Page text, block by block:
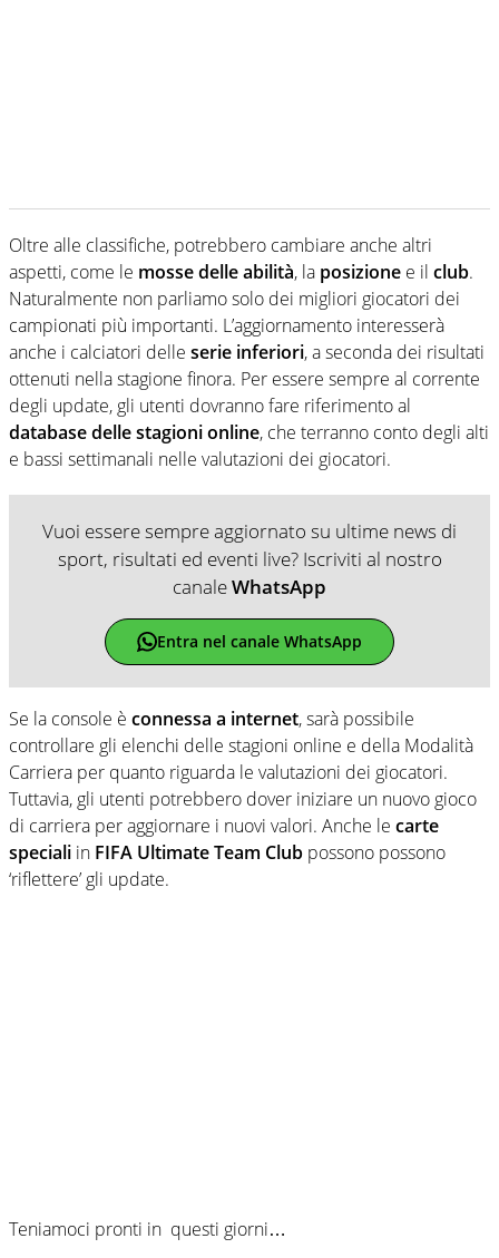
Oltre alle classifiche, potrebbero cambiare anche altri
aspetti, come le mosse delle abilità, la posizione e il club.
Naturalmente non parliamo solo dei migliori giocatori dei
campionati più importanti. L’aggiornamento interesserà
anche i calciatori delle serie inferiori, a seconda dei risultati
ottenuti nella stagione finora. Per essere sempre al corrente
degli update, gli utenti dovranno fare riferimento al
database delle stagioni online, che terranno conto degli alti
e bassi settimanali nelle valutazioni dei giocatori.
Vuoi essere sempre aggiornato su ultime news di
sport, risultati ed eventi live? Iscriviti al nostro
canaleWhatsApp
Entra nel canale WhatsApp
Se la console è connessa a internet, sarà possibile
controllare gli elenchi delle stagioni online e della Modalità
Carriera per quanto riguarda le valutazioni dei giocatori.
Tuttavia, gli utenti potrebbero dover iniziare un nuovo gioco
di carriera per aggiornare i nuovi valori. Anche le carte
speciali in FIFA Ultimate Team Club possono possono
‘riflettere’ gli update.
Teniamoci pronti in questi giorni…